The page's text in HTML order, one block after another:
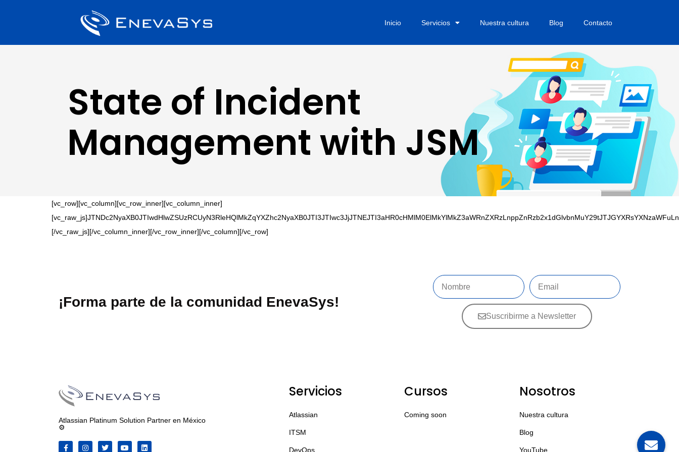
Inicio Servicios Nuestra cultura Blog Contacto
State of Incident
Management with JSM
[vc_row][vc_column][vc_row_inner][vc_column_inner]
[/vc_raw_js][/vc_column_inner][/vc_row_inner][/vc_column][/vc_row]
¡Forma parte de la comunidad EnevaSys!
Suscribirme a Newsletter
Atlassian Platinum Solution Partner en México
⚙️
Servicios
Atlassian
ITSM
DevOps
Cursos
Coming soon
Nosotros
Nuestra cultura
Blog
YouTube